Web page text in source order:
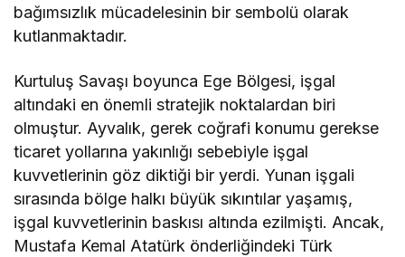
bağımsızlık mücadelesinin bir sembolü olarak
kutlanmaktadır.
Kurtuluş Savaşı boyunca Ege Bölgesi, işgal
altındaki en önemli stratejik noktalardan biri
olmuştur. Ayvalık, gerek coğrafi konumu gerekse
ticaret yollarına yakınlığı sebebiyle işgal
kuvvetlerinin göz diktiği bir yerdi. Yunan işgali
sırasında bölge halkı büyük sıkıntılar yaşamış,
işgal kuvvetlerinin baskısı altında ezilmişti. Ancak,
Mustafa Kemal Atatürk önderliğindeki Türk